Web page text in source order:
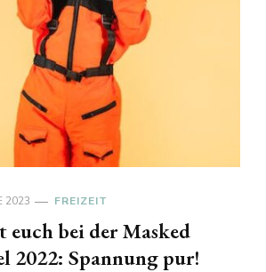
2023 FREIZEIT
euch bei der Masked
2022: Spannung pur!